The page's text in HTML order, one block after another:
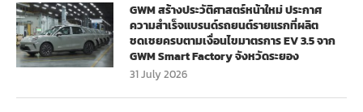
GWM สร้างประวัติศาสตร์หน้าใหม่ ประกาศ
ความสำเร็จแบรนด์รถยนต์รายแรกที่ผลิต
ชดเชยครบตามเงื่อนไขมาตรการ EV 3.5 จาก
GWM Smart Factory จังหวัดระยอง
31 July 2026